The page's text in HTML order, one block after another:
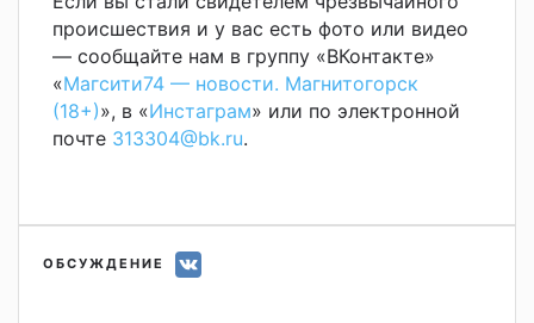
происшествия и у вас есть фото или видео
— сообщайте нам в группу «ВКонтакте»
«Магсити74 — новости. Магнитогорск
(18+)», в «Инстаграм» или по электронной
почте 313304@bk.ru.
ОБСУЖДЕНИЕ